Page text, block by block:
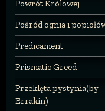
Powrót Królowej
Pośród ognia i
Predicament
Prismatic Greed
Przeklęta pystynia(by
Errakin)